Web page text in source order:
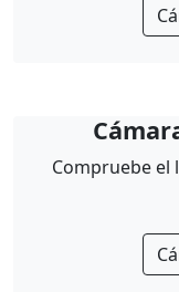
Compruebe el